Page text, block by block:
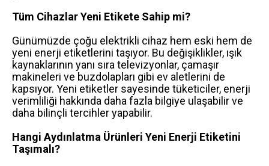
Tüm Cihazlar Yeni Etikete Sahip mi?
Günümüzde çoğu elektrikli cihaz hem eski hem de
yeni enerji etiketlerini taşıyor. Bu değişiklikler, ışık
kaynaklarının yanı sıra televizyonlar, çamaşır
makineleri ve buzdolapları gibi ev aletlerini de
kapsıyor. Yeni etiketler sayesinde tüketiciler, enerji
verimliliği hakkında daha fazla bilgiye ulaşabilir ve
daha bilinçli tercihler yapabilir.
Hangi Aydınlatma Ürünleri Yeni Enerji Etiketini
Taşımalı?